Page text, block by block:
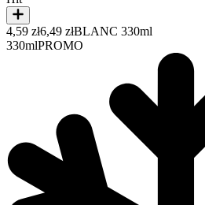
4,59 zł6,49 złBLANC 330ml
330mlPROMO